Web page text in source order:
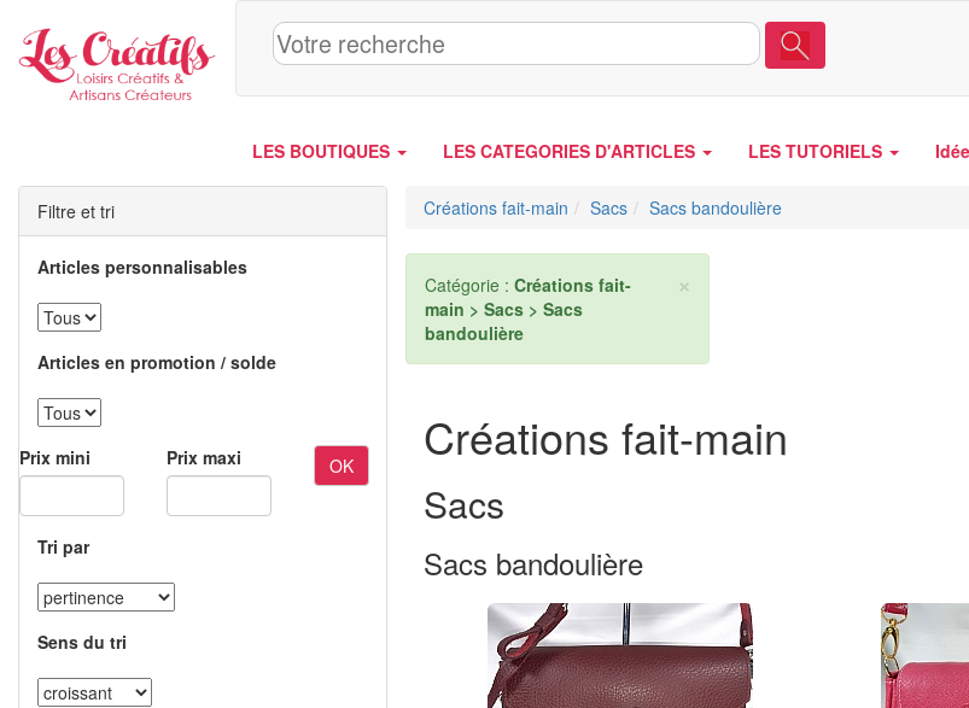
LES BOUTIQUES LES CATEGORIES D'ARTICLES LES TUTORIELS
Filtre et tri
Articles personnalisables
Articles en promotion / solde
Prix mini Prix maxi OK
Tri par
Sens du tri
Créations fait-main Sacs Sacs bandoulière
×
Catégorie : Créations fait-
main > Sacs > Sacs
bandoulière
Créations fait-main
Sacs
Sacs bandoulière